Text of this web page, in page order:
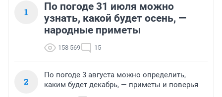
1
По погоде 31 июля можно
узнать, какой будет осень, —
народные приметы
158 569 15
2
По погоде 3 августа можно определить,
каким будет декабрь, — приметы и поверья